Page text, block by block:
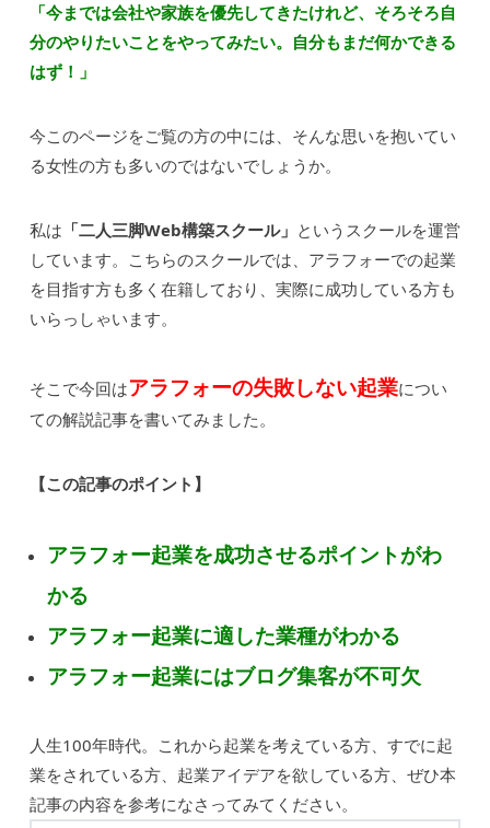
「今までは会社や家族を優先してきたけれど、そろそろ自
分のやりたいことをやってみたい。自分もまだ何かできる
はず！」
今このページをご覧の方の中には、そんな思いを抱いてい
る女性の方も多いのではないでしょうか。
私は 「二人三脚Web構築スクール」 というスクールを運営
しています。こちらのスクールでは、アラフォーでの起業
を目指す方も多く在籍しており、実際に成功している方も
いらっしゃいます。
そこで今回はアラフォーの失敗しない起業につい
ての解説記事を書いてみました。
【この記事のポイント】
アラフォー起業を成功させるポイントがわ
かる
アラフォー起業に適した業種がわかる
アラフォー起業にはブログ集客が不可欠
人生100年時代。これから起業を考えている方、すでに起
業をされている方、起業アイデアを欲している方、ぜひ本
記事の内容を参考になさってみてください。